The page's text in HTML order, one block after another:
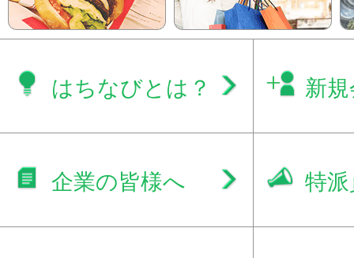
はちなびとは？ 新
企業の皆様へ 特